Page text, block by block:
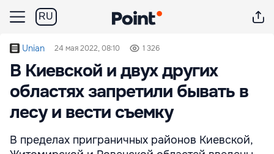
RU
Unian 24 мая 2022, 08:10 1 326
В Киевской и двух других
областях запретили бывать в
лесу и вести съемку
В пределах приграничных районов Киевской,